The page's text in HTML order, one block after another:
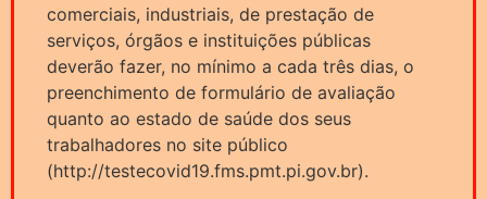
comerciais, industriais, de prestação de
serviços, órgãos e instituições públicas
deverão fazer, no mínimo a cada três dias, o
preenchimento de formulário de avaliação
quanto ao estado de saúde dos seus
trabalhadores no site público
(http://testecovid19.fms.pmt.pi.gov.br).